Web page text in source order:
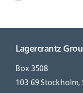
Lagercrantz
Box 3508
103 69 Stockholm,